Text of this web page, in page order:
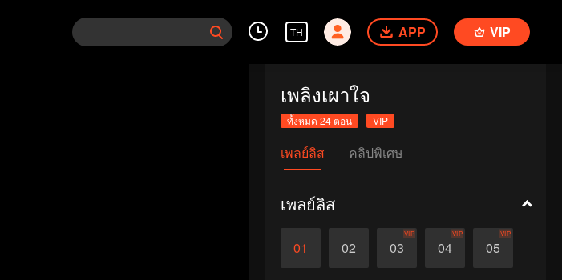
TH APP VIP
เพลิงเผาใจ
ทั้งหมด 24 ตอน VIP
เพลย์ลิส คลิปพิเศษ
เพลย์ลิส
01 02 03
VIP
04
VIP
05
VIP